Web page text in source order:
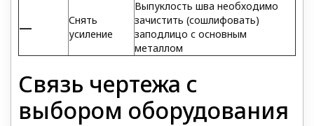
—
Снять
усиление
Выпуклость шва необходимо
зачистить (сошлифовать)
заподлицо с основным
металлом
Связь чертежа с
выбором оборудования